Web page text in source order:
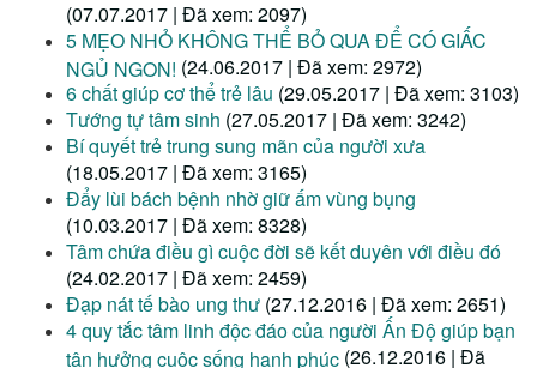
(07.07.2017 | Đã xem: 2097)
5 MẸO NHỎ KHÔNG THỂ BỎ QUA ĐỂ CÓ GIẤC
NGỦ NGON! (24.06.2017 | Đã xem: 2972)
6 chất giúp cơ thể trẻ lâu (29.05.2017 | Đã xem: 3103)
Tướng tự tâm sinh (27.05.2017 | Đã xem: 3242)
Bí quyết trẻ trung sung mãn của người xưa
(18.05.2017 | Đã xem: 3165)
Đẩy lùi bách bệnh nhờ giữ ấm vùng bụng
(10.03.2017 | Đã xem: 8328)
Tâm chứa điều gì cuộc đời sẽ kết duyên với điều đó
(24.02.2017 | Đã xem: 2459)
Đạp nát tế bào ung thư (27.12.2016 | Đã xem: 2651)
4 quy tắc tâm linh độc đáo của người Ấn Độ giúp bạn
tận hưởng cuộc sống hạnh phúc (26.12.2016 | Đã